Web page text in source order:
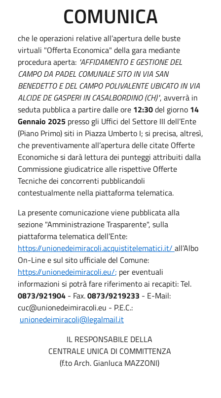
COMUNICA
che le operazioni relative all’apertura delle buste
virtuali "Offerta Economica" della gara mediante
procedura aperta: "AFFIDAMENTO E GESTIONE DEL
CAMPO DA PADEL COMUNALE SITO IN VIA SAN
BENEDETTO E DEL CAMPO POLIVALENTE UBICATO IN VIA
ALCIDE DE GASPERI INCASALBORDINO (CH)", avverrà in
seduta pubblica a partire dalle ore 12:30del giorno 14
Gennaio 2025 presso gli Uffici del Settore III dell’Ente
(Piano Primo) siti in Piazza Umberto I; si precisa, altresì,
che preventivamente all’apertura delle citate Offerte
Economiche si darà lettura dei punteggi attribuiti dalla
Commissione giudicatrice alle rispettive Offerte
Tecniche dei concorrenti pubblicandoli
contestualmente nella piattaforma telematica.
La presente comunicazione viene pubblicata alla
sezione "Amministrazione Trasparente", sulla
piattaforma telematica dell’Ente:
https://unionedeimiracoli.acquistitelematici.it/ all’Albo
On-Line e sul sito ufficiale del Comune:
https://unionedeimiracoli.eu/; per eventuali
informazioni si potrà fare riferimento ai recapiti: Tel.
0873/921904 - Fax.0873/9219233 - E-Mail:
cuc@unionedeimiracoli.eu - P.E.C.:
unionedeimiracoli@legalmail.it
IL RESPONSABILE DELLA
CENTRALE UNICA DI COMMITTENZA
(f.to Arch. Gianluca MAZZONI)